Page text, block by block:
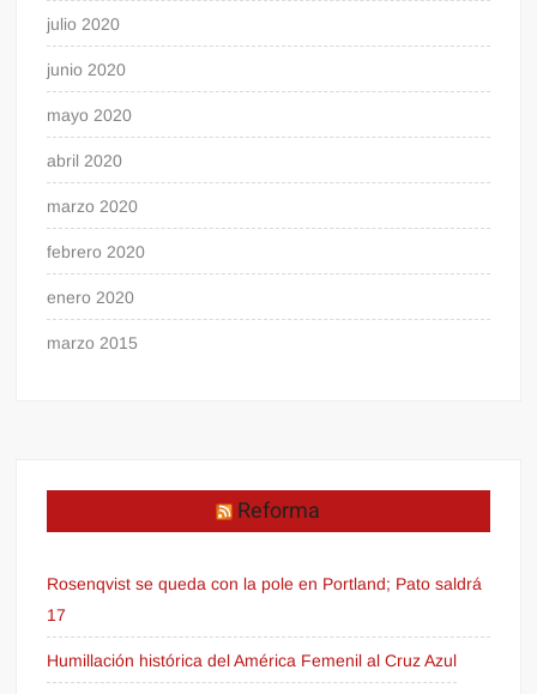
julio 2020
junio 2020
mayo 2020
abril 2020
marzo 2020
febrero 2020
enero 2020
marzo 2015
Reforma
Rosenqvist se queda con la pole en Portland; Pato saldrá
17
Humillación histórica del América Femenil al Cruz Azul